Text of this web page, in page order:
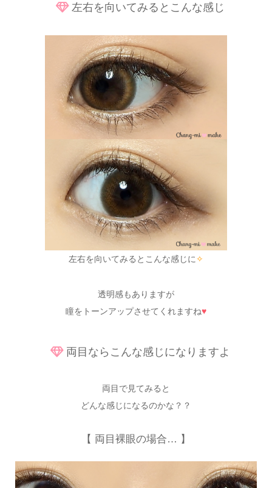
左右を向いてみるとこんな感じ
左右を向いてみるとこんな感じに✧
透明感もありますが
瞳をトーンアップさせてくれますね♥
両目ならこんな感じになりますよ
両目で見てみると
どんな感じになるのかな？？
【 両目裸眼の場合… 】